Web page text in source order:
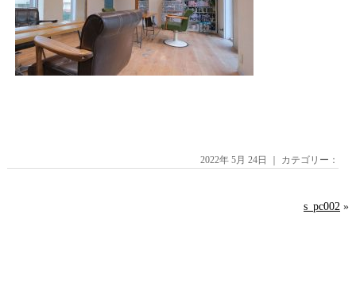
2022年 5月 24日 ｜ カテゴリー：
s_pc002 »